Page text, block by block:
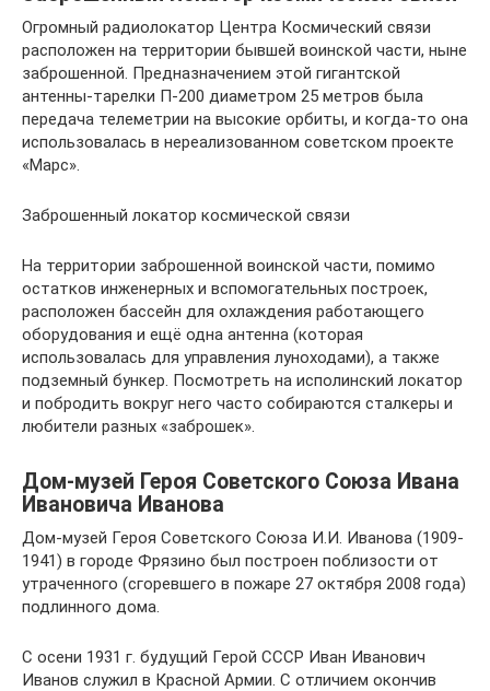
Огромный радиолокатор Центра Космический связи
расположен на территории бывшей воинской части, ныне
заброшенной. Предназначением этой гигантской
антенны-тарелки П-200 диаметром 25 метров была
передача телеметрии на высокие орбиты, и когда-то она
использовалась в нереализованном советском проекте
«Марс».
Заброшенный локатор космической связи
На территории заброшенной воинской части, помимо
остатков инженерных и вспомогательных построек,
расположен бассейн для охлаждения работающего
оборудования и ещё одна антенна (которая
использовалась для управления луноходами), а также
подземный бункер. Посмотреть на исполинский локатор
и побродить вокруг него часто собираются сталкеры и
любители разных «заброшек».
Дом-музей Героя Советского Союза Ивана
Ивановича Иванова
Дом-музей Героя Советского Союза И.И. Иванова (1909-
1941) в городе Фрязино был построен поблизости от
утраченного (сгоревшего в пожаре 27 октября 2008 года)
подлинного дома.
С осени 1931 г. будущий Герой СССР Иван Иванович
Иванов служил в Красной Армии. С отличием окончив